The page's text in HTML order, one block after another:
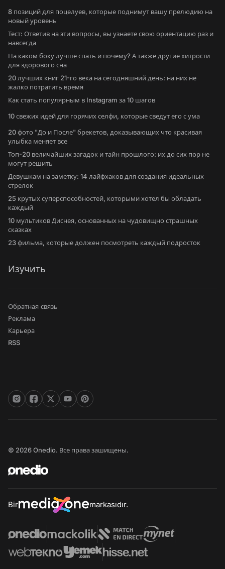
8 позиций для поцелуев, которые поднимут вашу прелюдию на
новый уровень
Тест: Ответив на эти вопросы, вы узнаете свою ориентацию раз и
навсегда
На каком боку лучше спать и почему? А также другие хитрости
для здорового сна
20 лучших книг 21-го века на сегодняшний день: на них не
жалко потратить время
Как стать популярным в Instagram за 10 шагов
10 свежих идей для горячих селфи, которые сведут его с ума
20 фото "До и После" брекетов, доказывающих что красивая
улыбка меняет все
Топ-20 величайших загадок и тайн прошлого: их до сих пор не
могут решить
Девушкам на заметку: 14 лайфхаков для создания идеальных
стрелок
25 крутых суперспособностей, которыми хотел бы обладать
каждый
10 мультиков Диснея, основанных на чудовищно страшных
сказках
23 фильма, которые должен посмотреть каждый подросток
Изучить
Обратная связь
Реклама
Карьера
RSS
© 2026 Onedio. Все права зашищены.
Bir markasıdır.